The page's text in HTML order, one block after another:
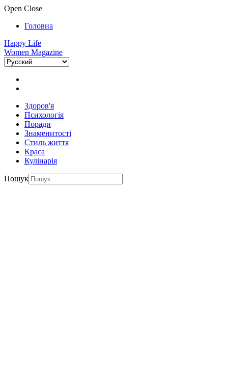
Open Close
Головна
Happy Life
Women Magazine
Здоров'я
Психологія
Поради
Знаменитості
Стиль життя
Краса
Кулінарія
Пошук